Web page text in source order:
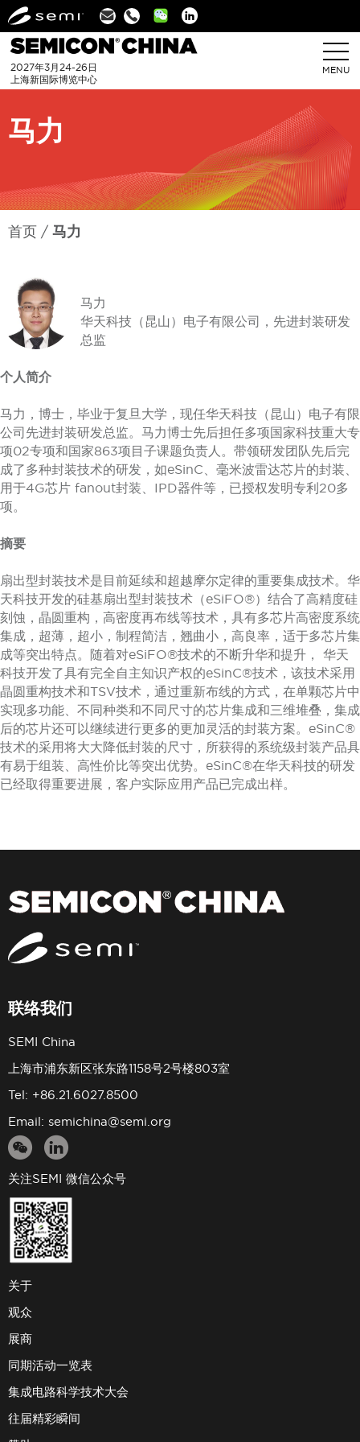
Linkedin
2027年3月24-26日
上海新国际博览中心
MENU
马力
首页 马力
马力
华天科技（昆山）电子有限公司，先进封装研发
总监
个人简介
马力，博士，毕业于复旦大学，现任华天科技（昆山）电子有限
公司先进封装研发总监。马力博士先后担任多项国家科技重大专
项02专项和国家863项目子课题负责人。带领研发团队先后完
成了多种封装技术的研发，如eSinC、毫米波雷达芯片的封装、
用于4G芯片 fanout封装、IPD器件等，已授权发明专利20多
项。
摘要
扇出型封装技术是目前延续和超越摩尔定律的重要集成技术。华
天科技开发的硅基扇出型封装技术（eSiFO®）结合了高精度硅
刻蚀，晶圆重构，高密度再布线等技术，具有多芯片高密度系统
集成，超薄，超小，制程简洁，翘曲小，高良率，适于多芯片集
成等突出特点。随着对eSiFO®技术的不断升华和提升， 华天
科技开发了具有完全自主知识产权的eSinC®技术，该技术采用
晶圆重构技术和TSV技术，通过重新布线的方式，在单颗芯片中
实现多功能、不同种类和不同尺寸的芯片集成和三维堆叠，集成
后的芯片还可以继续进行更多的更加灵活的封装方案。eSinC®
技术的采用将大大降低封装的尺寸，所获得的系统级封装产品具
有易于组装、高性价比等突出优势。eSinC®在华天科技的研发
已经取得重要进展，客户实际应用产品已完成出样。
联络我们
SEMI China
上海市浦东新区张东路1158号2号楼803室
Tel: +86.21.6027.8500
Email: semichina@semi.org
关注SEMI 微信公众号
关于
观众
展商
同期活动一览表
集成电路科学技术大会
往届精彩瞬间